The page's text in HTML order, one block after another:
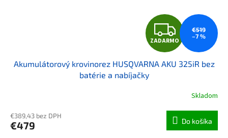
ZADARMO
€519
–7 %
Akumulátorový krovinorez HUSQVARNA AKU 325iR bez
batérie a nabíjačky
Skladom
€389,43 bez DPH
€479 Do košíka